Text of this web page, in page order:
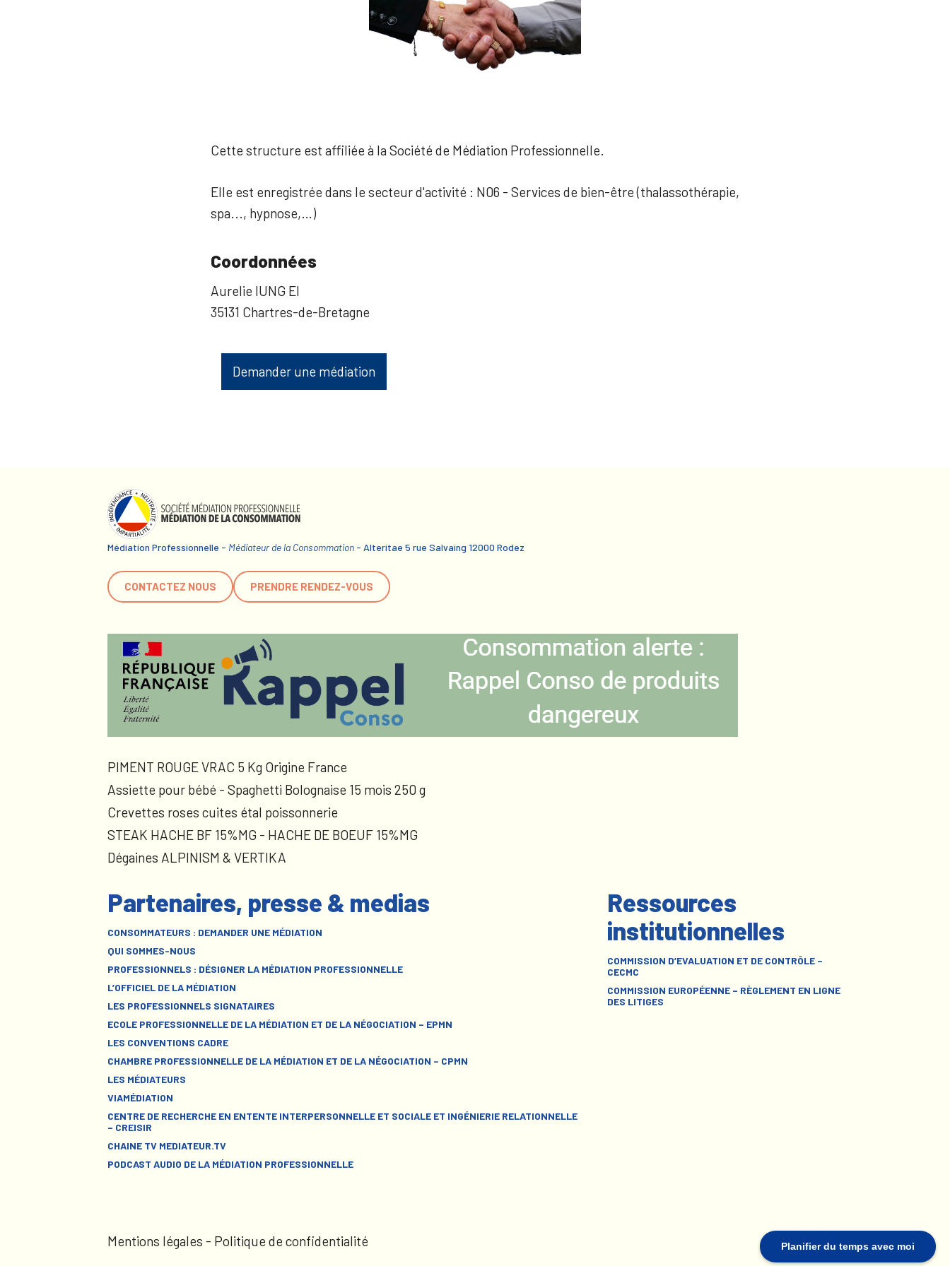
Planifier du temps avec moi
Cette structure est affiliée à la Société de Médiation Professionnelle.
Elle est enregistrée dans le secteur d'activité : N06 - Services de bien-être (thalassothérapie,
spa..., hypnose,…)
Coordonnées
Aurelie IUNG EI
35131 Chartres-de-Bretagne
Demander une médiation
Médiation Professionnelle - Médiateur de la Consommation - Alteritae 5 rue Salvaing 12000 Rodez
CONTACTEZ NOUS PRENDRE RENDEZ-VOUS
PIMENT ROUGE VRAC 5 Kg Origine France
Assiette pour bébé - Spaghetti Bolognaise 15 mois 250 g
Crevettes roses cuites étal poissonnerie
STEAK HACHE BF 15%MG - HACHE DE BOEUF 15%MG
Dégaines ALPINISM & VERTIKA
Partenaires, presse & medias
CONSOMMATEURS : DEMANDER UNE MÉDIATION
QUI SOMMES-NOUS
PROFESSIONNELS : DÉSIGNER LA MÉDIATION PROFESSIONNELLE
L’OFFICIEL DE LA MÉDIATION
LES PROFESSIONNELS SIGNATAIRES
ECOLE PROFESSIONNELLE DE LA MÉDIATION ET DE LA NÉGOCIATION – EPMN
LES CONVENTIONS CADRE
CHAMBRE PROFESSIONNELLE DE LA MÉDIATION ET DE LA NÉGOCIATION – CPMN
LES MÉDIATEURS
VIAMÉDIATION
CENTRE DE RECHERCHE EN ENTENTE INTERPERSONNELLE ET SOCIALE ET INGÉNIERIE RELATIONNELLE
– CREISIR
CHAINE TV MEDIATEUR.TV
PODCAST AUDIO DE LA MÉDIATION PROFESSIONNELLE
Ressources
institutionnelles
COMMISSION D’EVALUATION ET DE CONTRÔLE –
CECMC
COMMISSION EUROPÉENNE – RÈGLEMENT EN LIGNE
DES LITIGES
Mentions légales - Politique de confidentialité